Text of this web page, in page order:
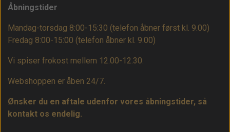
Åbningstider
Mandag-torsdag 8:00-15:30 (telefon åbner først kl. 9.00)
Fredag 8:00-15:00 (telefon åbner kl. 9.00)
Vi spiser frokost mellem 12.00-12.30.
Webshoppen er åben 24/7.
Ønsker du en aftale udenfor vores åbningstider, så
kontakt os endelig.